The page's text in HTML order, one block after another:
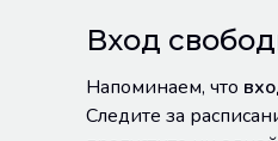
Вход
Напоминаем, что
Следите за